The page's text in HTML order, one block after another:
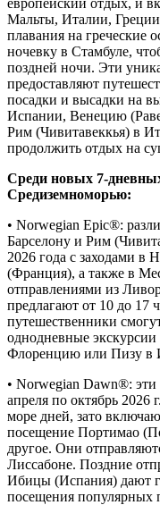
европейский отдых, и
Мальты, Италии,
плавания на греческие
ночевку в Стамбуле,
поздней ночи. Эти
предоставляют
посадки и высадки на
Испании, Венецию
Рим (Чивитавеккья) в
продолжить отдых на
Среди новых 7-
Средиземноморью:
• Norwegian Epic®:
Барселону и Рим
2026 года с заходами
(Франция), а также в
отправлениями из
предлагают от 10 до 17
путешественники
однодневные
Флоренцию или Пизу в
• Norwegian Dawn®:
апреля по октябрь 2026
море дней, зато
посещение Портимао
другое. Они
Лиссабоне. Поздние
Ибицы (Испания) дают
посещения популярных